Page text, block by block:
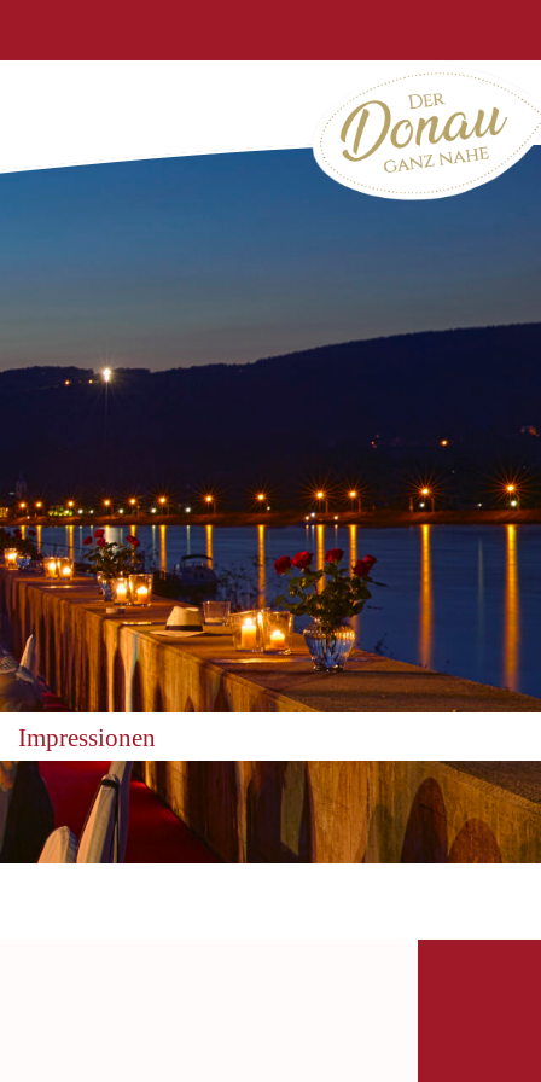
Impressionen